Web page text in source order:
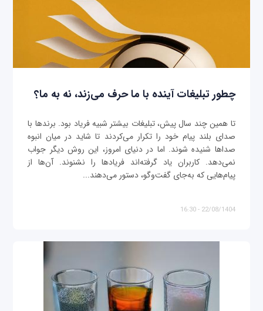
چطور تبلیغات آینده با ما حرف می‌زند، نه به ما؟
تا همین چند سال پیش، تبلیغات بیشتر شبیه فریاد بود. برندها با
صدای بلند پیام خود را تکرار می‌کردند تا شاید در میان انبوه
صداها شنیده شوند. اما در دنیای امروز، این روش دیگر جواب
نمی‌دهد. کاربران یاد گرفته‌اند فریادها را نشنوند. آن‌ها از
پیام‌هایی که به‌جای گفت‌وگو، دستور می‌دهند...
22/08/1404 - 16:30